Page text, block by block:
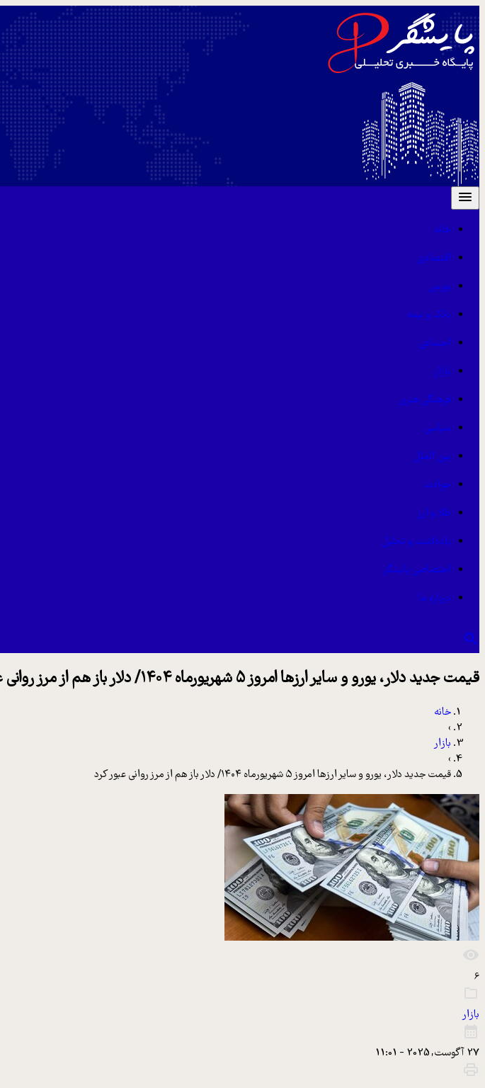
خانه
اقتصادی
بورس
بانک و بیمه
اجتماعی
بازار
فرهنگی هنری
سیاسی
بین الملل
حوادث
طلا و ارز
یادداشت و تحلیل
اختصاصی پایشگر
درباره ما
قیمت جدید دلار، یورو و سایر ارزها امروز ۵ شهریورماه ۱۴۰۴/ دلار باز هم از مرز روانی عبور کرد
خانه
›
بازار
›
قیمت جدید دلار، یورو و سایر ارزها امروز ۵ شهریورماه ۱۴۰۴/ دلار باز هم از مرز روانی عبور کرد
6
بازار
27 آگوست, 2025 - 11:01